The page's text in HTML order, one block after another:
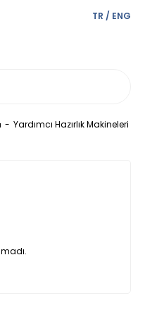
TR / ENG
Yardımcı Hazırlık Makineleri